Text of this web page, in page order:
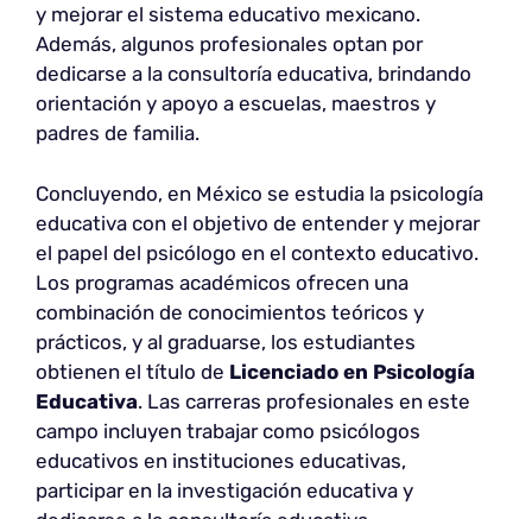
y mejorar el sistema educativo mexicano.
Además, algunos profesionales optan por
dedicarse a la consultoría educativa, brindando
orientación y apoyo a escuelas, maestros y
padres de familia.
Concluyendo, en México se estudia la psicología
educativa con el objetivo de entender y mejorar
el papel del psicólogo en el contexto educativo.
Los programas académicos ofrecen una
combinación de conocimientos teóricos y
prácticos, y al graduarse, los estudiantes
obtienen el título de Licenciado en Psicología
Educativa. Las carreras profesionales en este
campo incluyen trabajar como psicólogos
educativos en instituciones educativas,
participar en la investigación educativa y